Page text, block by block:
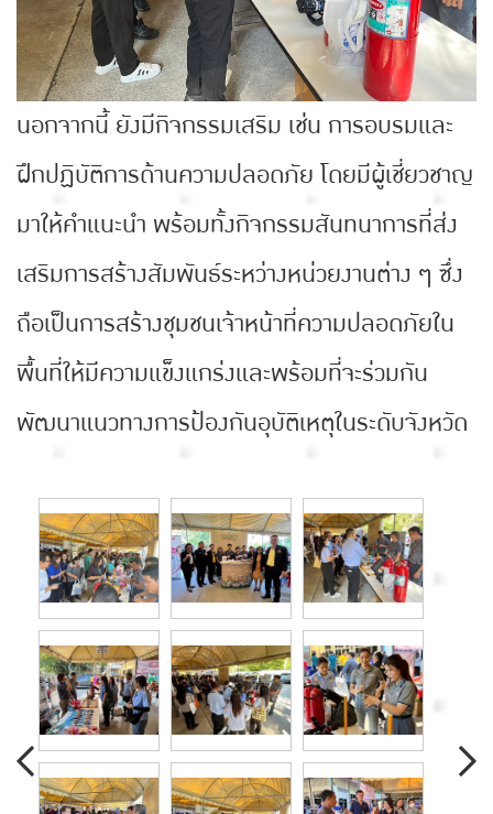
นอกจากนี้ ยังมีกิจกรรมเสริม เช่น การอบรมและ
ฝึกปฏิบัติการด้านความปลอดภัย โดยมีผู้เชี่ยวชาญ
มาให้คำแนะนำ พร้อมทั้งกิจกรรมสันทนาการที่ส่ง
เสริมการสร้างสัมพันธ์ระหว่างหน่วยงานต่าง ๆ ซึ่ง
ถือเป็นการสร้างชุมชนเจ้าหน้าที่ความปลอดภัยใน
พื้นที่ให้มีความแข็งแกร่งและพร้อมที่จะร่วมกัน
พัฒนาแนวทางการป้องกันอุบัติเหตุในระดับจังหวัด